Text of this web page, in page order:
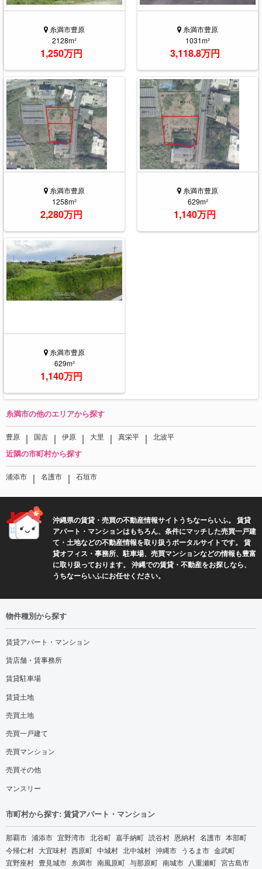
糸満市豊原
2128m²
1,250万円
糸満市豊原
1031m²
3,118.8万円
糸満市豊原
1258m²
2,280万円
糸満市豊原
629m²
1,140万円
糸満市豊原
629m²
1,140万円
糸満市の他のエリアから探す
豊原 ｜ 国吉 ｜ 伊原 ｜ 大里 ｜ 真栄平 ｜ 北波平
近隣の市町村から探す
浦添市 ｜ 名護市 ｜ 石垣市
沖縄県の賃貸・売買の不動産情報サイトうちなーらいふ。 賃貸
アパート・マンションはもちろん、条件にマッチした売買一戸建
て・土地などの不動産情報を取り扱うポータルサイトです。 賃
貸オフィス・事務所、駐車場、売買マンションなどの情報も豊富
に取り扱っております。 沖縄での賃貸・不動産をお探しなら、
うちなーらいふにお任せください。
物件種別から探す
賃貸アパート・マンション
賃店舗・賃事務所
賃貸駐車場
賃貸土地
売買土地
売買一戸建て
売買マンション
売買その他
マンスリー
市町村から探す: 賃貸アパート・マンション
那覇市 浦添市 宜野湾市 北谷町 嘉手納町 読谷村 恩納村 名護市 本部町
今帰仁村 大宜味村 西原町 中城村 北中城村 沖縄市 うるま市 金武町
宜野座村 豊見城市 糸満市 南風原町 与那原町 南城市 八重瀬町 宮古島市